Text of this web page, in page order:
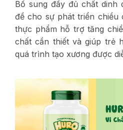
Bổ sung đầy đủ chất dinh
đề cho sự phát triển chiều
thực phẩm hỗ trợ tăng
chất cần thiết và giúp trẻ
quá trình tạo xương được